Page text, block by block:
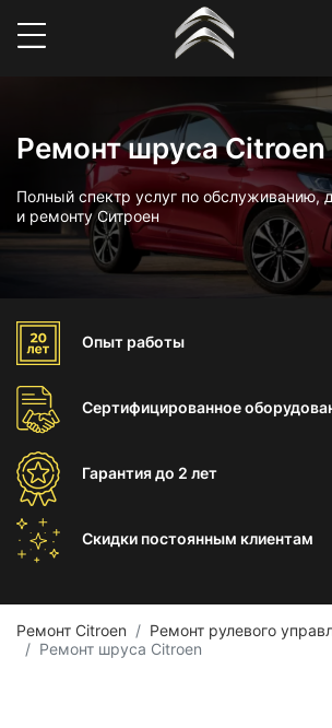
Ремонт шруса Citroen
Полный спектр услуг по обслуживанию,
и ремонту Ситроен
Опыт работы
Сертифицированное
Гарантиядо 2 лет
Скидки постоянным клиентам
Ремонт Citroen
Ремонт рулевого
Ремонт шруса Citroen